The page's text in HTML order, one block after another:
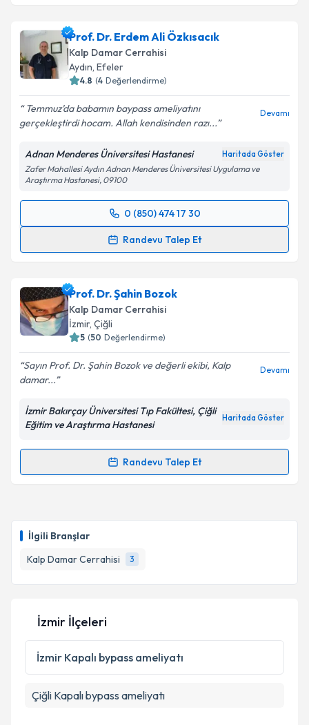
İlgili Branşlar
Kalp Damar Cerrahisi
3
Doç. Dr. Cüneyt Narin için randevu takvimi talebi
oluşturun. Size bu uzmandan randevu almanız için bir
takvim hazırlandığında e-posta ile bilgilendireceğiz.
Kişisel verilerimin işlenmesine ilişkin
Aydınlatma
Metni'ni okudum ve kişisel verilerimin belirtilen
kapsamda işlenmesini kabul ediyorum.
Takvim Talebini Gönder
Prof. Dr. Erdem Ali Özkısacık
Kalp Damar Cerrahisi
Aydın, Efeler
4.8 (4 Değerlendirme)
Temmuz’da babamın baypass ameliyatını
gerçekleştirdi hocam. Allah kendisinden razı...
Devamı
Adnan Menderes Üniversitesi Hastanesi Haritada Göster
Zafer Mahallesi Aydın Adnan Menderes Üniversitesi Uygulama ve
Araştırma Hastanesi, 09100
0 (850) 474 17 30
Randevu Talep Et
Randevu Takvimi Talebi
için bir takvim hazırlandığında e-posta ile
bilgilendireceğiz.
E-posta Adresiniz
Kişisel verilerimin işlenmesine ilişkin
Metni'ni okudum ve kişisel verilerimin belirtilen
kapsamda işlenmesini kabul ediyorum.
Takvim Talebini Gönder
Prof. Dr. Şahin Bozok
Kalp Damar Cerrahisi
İzmir, Çiğli
5 (50 Değerlendirme)
Sayın Prof. Dr. Şahin Bozok ve değerli ekibi, Kalp
damar...
Devamı
İzmir Bakırçay Üniversitesi Tıp Fakültesi, Çiğli
Eğitim ve Araştırma Hastanesi
Haritada Göster
Randevu Talep Et
Randevu Takvimi Talebi
takvim hazırlandığında e-posta ile bilgilendireceğiz.
E-posta Adresiniz
Kişisel verilerimin işlenmesine ilişkinAydınlatma
Metni 'ni okudum ve kişisel verilerimin belirtilen
kapsamda işlenmesini kabul ediyorum.
İzmir İlçeleri
İzmir Kapalı bypass ameliyatı
Çiğli Kapalı bypass ameliyatı